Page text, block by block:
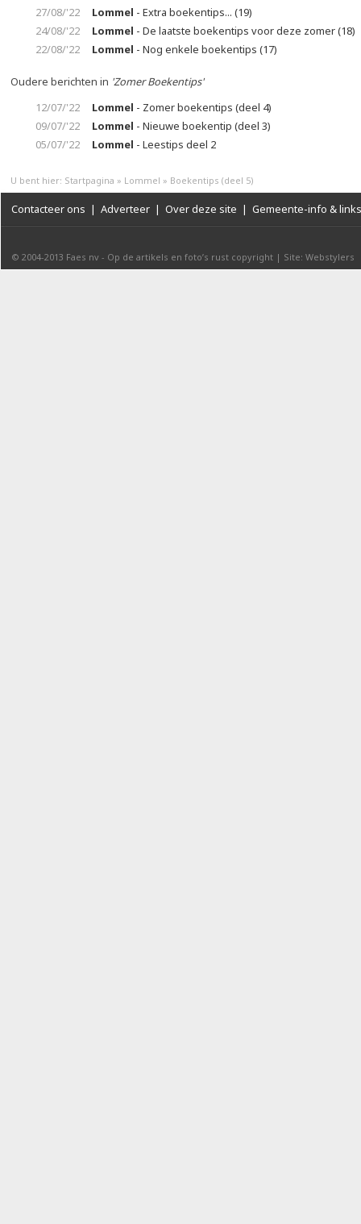
27/08/'22
Lommel - Extra boekentips... (19)
24/08/'22
Lommel - De laatste boekentips voor deze zomer (18)
22/08/'22
Lommel - Nog enkele boekentips (17)
Oudere berichten in 'Zomer Boekentips'
12/07/'22
Lommel - Zomer boekentips (deel 4)
09/07/'22
Lommel - Nieuwe boekentip (deel 3)
05/07/'22
Lommel - Leestips deel 2
U bent hier: Startpagina » Lommel » Boekentips (deel 5)
Contacteer ons | Adverteer | Over deze site | Gemeente-info & links
© 2004-2013 Faes nv - Op de artikels en foto’s rust copyright | Site: Webstylers